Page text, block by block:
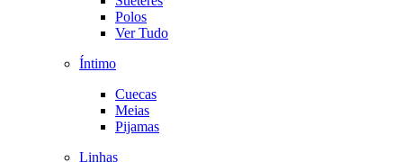
Polos
Ver Tudo
Íntimo
Cuecas
Meias
Pijamas
Linhas